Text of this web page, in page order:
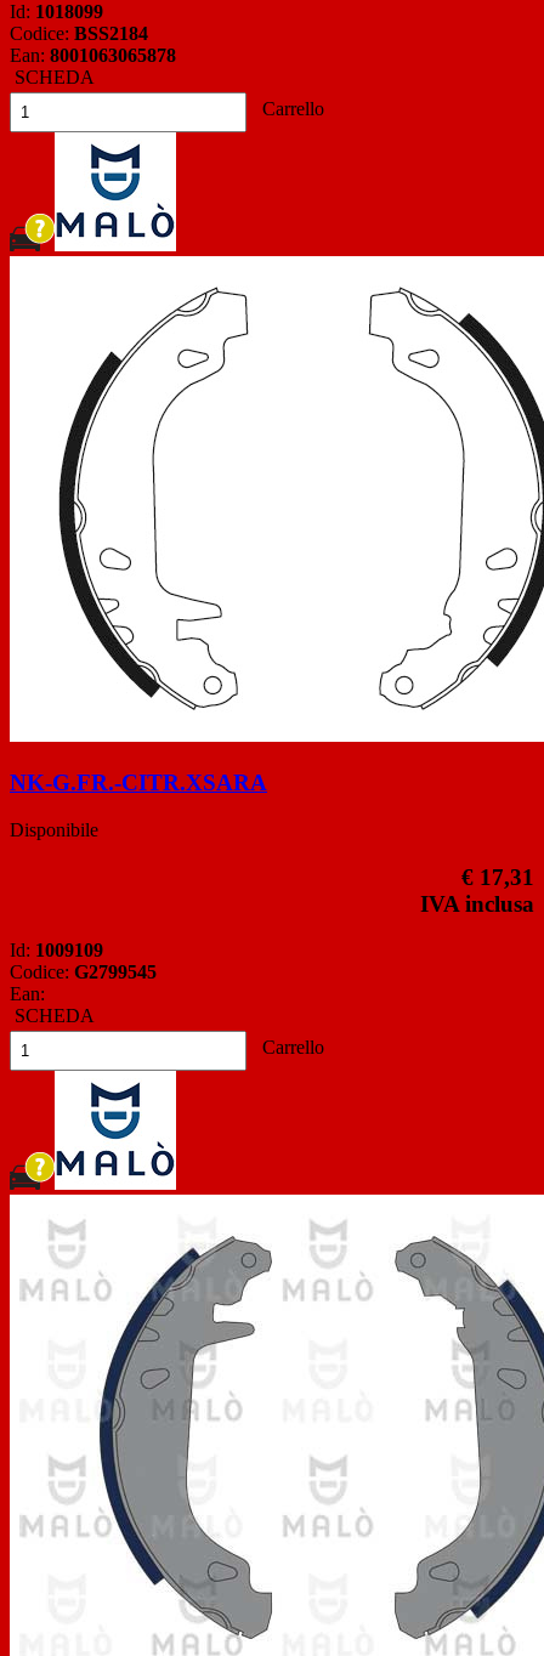
Id: 1018099
Codice: BSS2184
Ean: 8001063065878
SCHEDA
Carrello
NK-G.FR.-CITR.XSARA
Disponibile
€ 17,31
IVA inclusa
Id: 1009109
Codice: G2799545
Ean:
SCHEDA
Carrello